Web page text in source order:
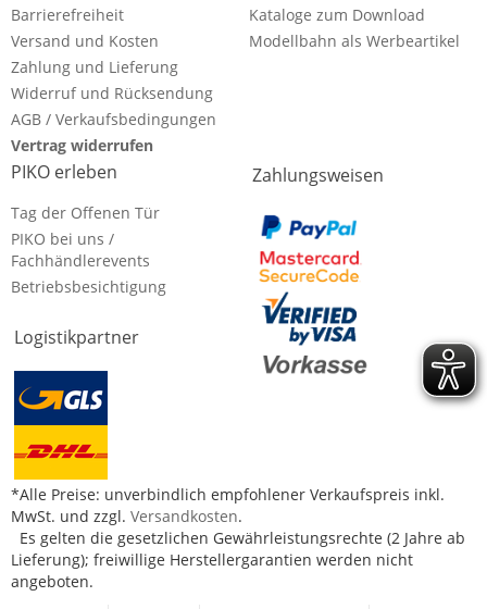
Barrierefreiheit
Versand und Kosten
Zahlung und Lieferung
Widerruf und Rücksendung
AGB / Verkaufsbedingungen
Vertrag widerrufen
Kataloge zum Download
Modellbahn als Werbeartikel
PIKO erleben
Tag der Offenen Tür
PIKO bei uns /
Fachhändlerevents
Betriebsbesichtigung
Logistikpartner
Zahlungsweisen
*Alle Preise: unverbindlich empfohlener Verkaufspreis inkl.
MwSt. und zzgl. Versandkosten.
Es gelten die gesetzlichen Gewährleistungsrechte (2 Jahre ab
Lieferung); freiwillige Herstellergarantien werden nicht
angeboten.